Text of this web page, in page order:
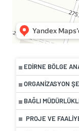
EDIRNE BÖLGE
ORGANIZASYON
BAĞLI
PROJE VE